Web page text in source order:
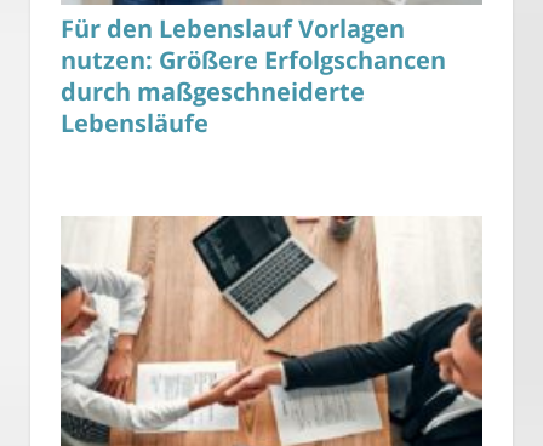
Für den Lebenslauf Vorlagen
nutzen: Größere Erfolgschancen
durch maßgeschneiderte
Lebensläufe